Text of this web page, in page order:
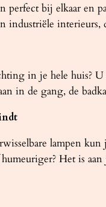
perfect bij elkaar
industriële
in je hele huis?
​​in de gang, de
lampen
Het is